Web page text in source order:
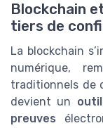
Blockchain
tiers de
La blockchain
numérique,
traditionnels de
devient un outil
preuves